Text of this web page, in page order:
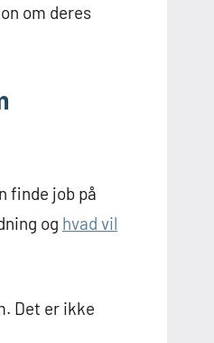
om deres
finde job på
og hvad vil
Det er ikke